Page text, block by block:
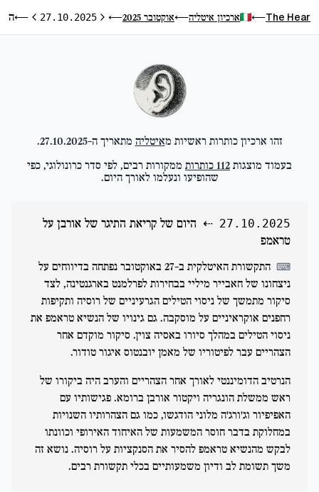
The Hear
⟵ ארכיון איטליה⟵אוקטובר 2025 ⟵היום הקודם
27.10.2025 היום הבא
⟵
זהו ארכיון כותרות ראשיות מאיטליה מתאריך ה-27.10.2025
.
בעמוד מוצגות 112 כותרות ממקורות רבים, לפי סדר כרונולוגי, כפי
שהופיעו ונעלמו לאורך היום.
27.10.2025
⇠ היום של קריאת התיגר של אורבן על
טראמפ
⌨
התקשורת האיטלקית ב-27 באוקטובר נפתחה בדיווחים על
ניצחונו של חאבייר מיליי בבחירות לפרלמנט בארגנטינה, לצד
סיקור מתמשך של ניסוי הטילים הגרעיניים של רוסיה ותקיפות
רחפנים אוקראיניים על מוסקבה. גם גינויו של הנשיא טראמפ את
ניסוי הטילים במהלך סיורו באסיה צוין. סיקור מוקדם אחר
הצהריים עבר לפיטוריו של מאמן יובנטוס איגור טודור.
הנרטיב הדומיננטי לאורך אחר הצהריים והערב היה ביקורו של
ראש ממשלת הונגריה ויקטור אורבן ברומא. פגישותיו עם
האפיפיור וג'ורג'ה מלוני הודגשו, כמו גם הצהרותיו השנויות
במחלוקת בדבר חוסר המשמעות של האיחוד האירופי וכוונתו
לבקש מהנשיא טראמפ להסיר את הסנקציות על רוסיה. נושא זה
משך תשומת לב ודיון משמעותיים בכלי תקשורת רבים.